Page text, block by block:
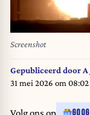
Screenshot
Gepubliceerd door A
31 mei 2026 om 08:02
Volg ons op